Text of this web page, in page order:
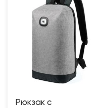
Рюкзак с